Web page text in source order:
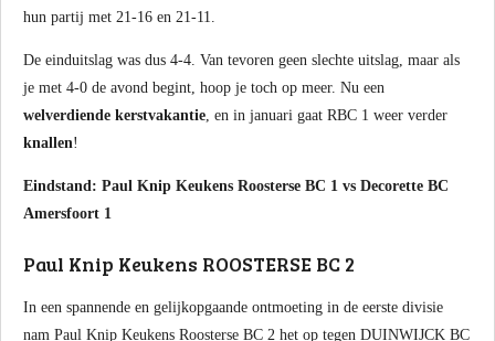
hun partij met 21-16 en 21-11.
De einduitslag was dus 4-4. Van tevoren geen slechte uitslag, maar als
je met 4-0 de avond begint, hoop je toch op meer. Nu een
welverdiende kerstvakantie, en in januari gaat RBC 1 weer verder
knallen!
Eindstand: Paul Knip Keukens Roosterse BC 1 vs Decorette BC
Amersfoort 1
Paul Knip Keukens ROOSTERSE BC 2
In een spannende en gelijkopgaande ontmoeting in de eerste divisie
nam Paul Knip Keukens Roosterse BC 2 het op tegen DUINWIJCK BC